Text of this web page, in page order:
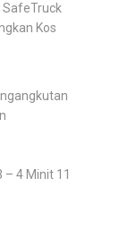
Kos
4 Minit 11